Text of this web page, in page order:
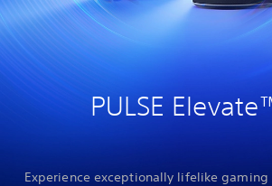
PULSE
Experience exceptionally lifelike